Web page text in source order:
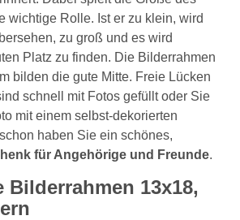
wichtige Rolle. Ist er zu klein, wird
zu groß und es wird
Platz zu finden. Die Bilderrahmen
bilden die gute Mitte. Freie Lücken
schnell mit Fotos gefüllt oder Sie
mit einem selbst-dekorierten
haben Sie ein schönes,
für Angehörige und Freunde.
Bilderrahmen 13x18,